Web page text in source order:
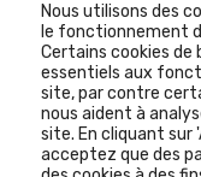
LIENS
MOMENTA BIENNALE
Nous utilisons des
le fonctionnement
Certains cookies de
essentiels aux
site, par contre
nous aident à
site. En cliquant sur
acceptez que des